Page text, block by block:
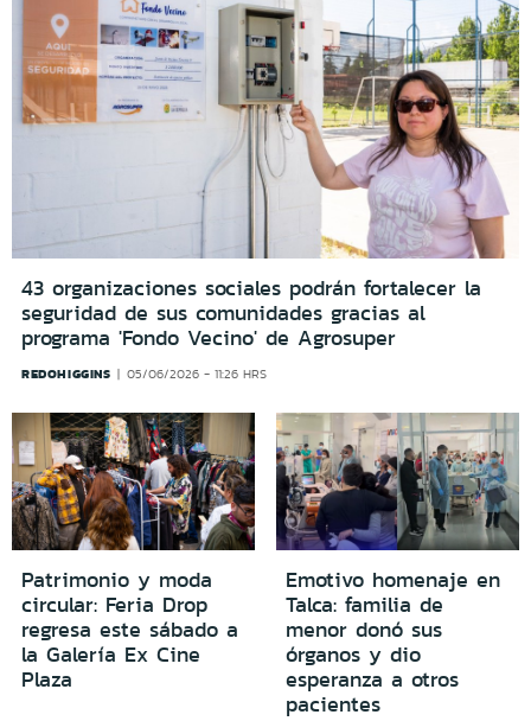
43 organizaciones sociales podrán fortalecer la
seguridad de sus comunidades gracias al
programa 'Fondo Vecino' de Agrosuper
REDOHIGGINS 05/06/2026 - 11:26 HRS
Patrimonio y moda
circular: Feria Drop
regresa este sábado a
la Galería Ex Cine
Plaza
Emotivo homenaje en
Talca: familia de
menor donó sus
órganos y dio
esperanza a otros
pacientes